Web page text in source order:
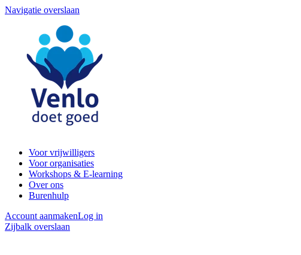
Navigatie overslaan
Voor vrijwilligers
Voor organisaties
Workshops & E-learning
Over ons
Burenhulp
Account aanmakenLog in
Zijbalk overslaan